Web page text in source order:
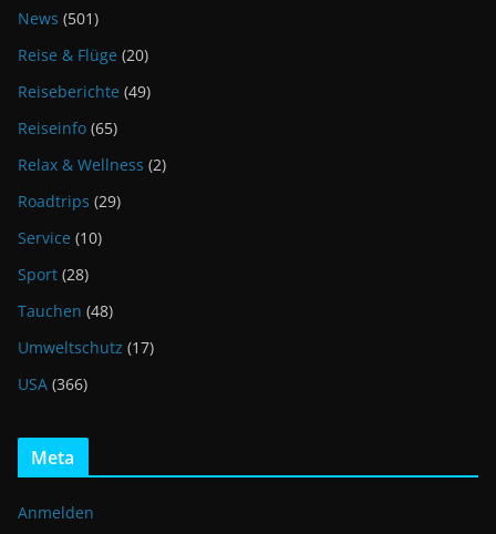
News (501)
Reise & Flüge (20)
Reiseberichte (49)
Reiseinfo (65)
Relax & Wellness (2)
Roadtrips (29)
Service (10)
Sport (28)
Tauchen (48)
Umweltschutz (17)
USA (366)
Meta
Anmelden